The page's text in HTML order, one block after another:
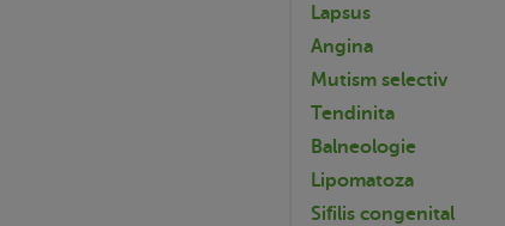
Lapsus
Angina
Mutism selectiv
Tendinita
Balneologie
Lipomatoza
Sifilis congenital